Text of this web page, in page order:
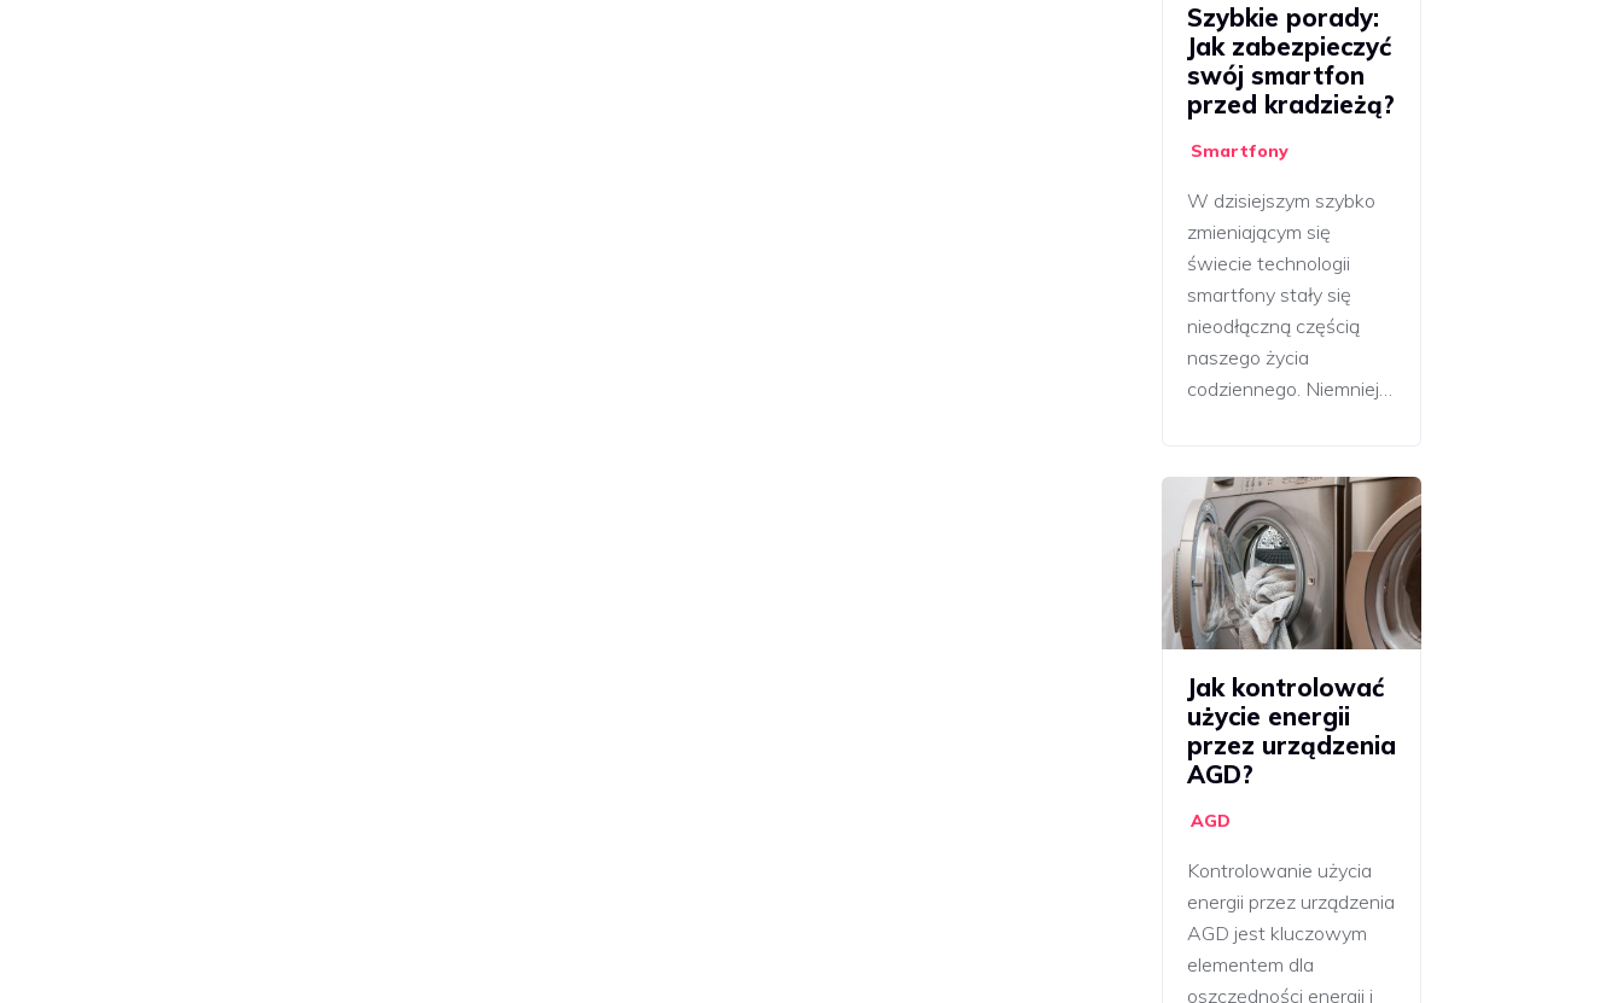
Szybkie porady:
Jak zabezpieczyć
swój smartfon
przed kradzieżą?
Smartfony
W dzisiejszym szybko
zmieniającym się
świecie technologii
smartfony stały się
nieodłączną częścią
naszego życia
codziennego. Niemniej…
Jak kontrolować
użycie energii
przez urządzenia
AGD?
AGD
Kontrolowanie użycia
energii przez urządzenia
AGD jest kluczowym
elementem dla
oszczędności energii i